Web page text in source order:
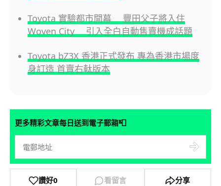
Toyota 實驗都市開幕 豐田父子將入住
Woven City 引入全白自動售賣機成話題
Toyota bZ3X 香港正式發布 專為香港市場度
身訂造 首賣右軚版本
更多精彩文章每日送到電子郵箱📮
讚好0 看留言 分享